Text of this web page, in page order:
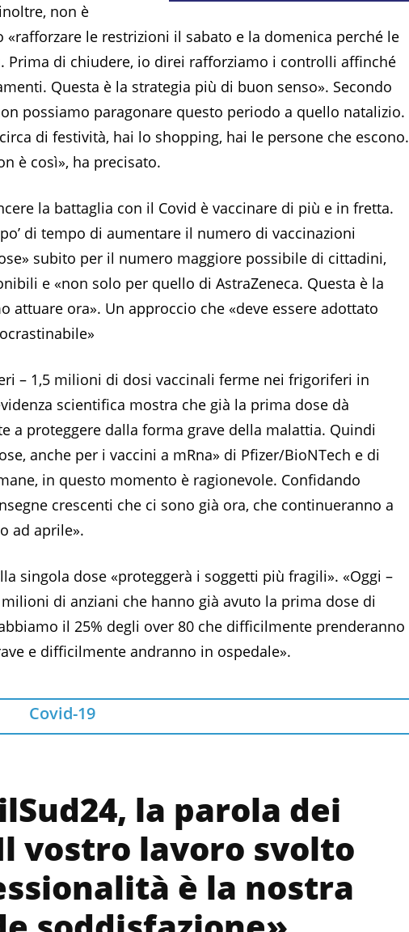
non è
«rafforzare le restrizioni il sabato e la domenica perché le
Prima di chiudere, io direi rafforziamo i controlli affinché
Questa è la strategia più di buon senso». Secondo
possiamo paragonare questo periodo a quello natalizio.
di festività, hai lo shopping, hai le persone che escono.
è così», ha precisato.
la battaglia con il Covid è vaccinare di più e in fretta.
di tempo di aumentare il numero di vaccinazioni
subito per il numero maggiore possibile di cittadini,
e «non solo per quello di AstraZeneca. Questa è la
attuare ora». Un approccio che «deve essere adottato
– 1,5 milioni di dosi vaccinali ferme nei frigoriferi in
scientifica mostra che già la prima dose dà
a proteggere dalla forma grave della malattia. Quindi
anche per i vaccini a mRna» di Pfizer/BioNTech e di
in questo momento è ragionevole. Confidando
crescenti che ci sono già ora, che continueranno a
ad aprile».
singola dose «proteggerà i soggetti più fragili». «Oggi –
di anziani che hanno già avuto la prima dose di
il 25% degli over 80 che difficilmente prenderanno
e difficilmente andranno in ospedale».
Covid-19
la parola dei
vostro lavoro svolto
è la nostra